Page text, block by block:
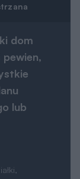
dom
pewien,
lub